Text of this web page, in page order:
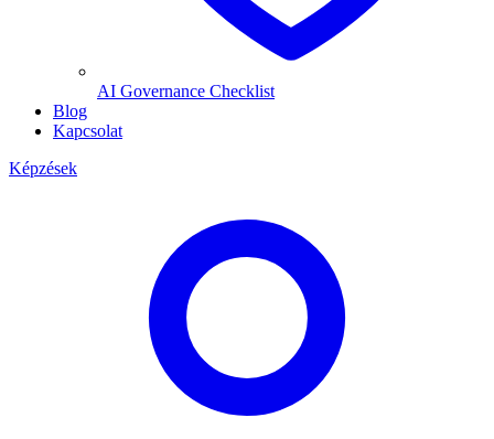
AI Governance Checklist
Blog
Kapcsolat
Képzések